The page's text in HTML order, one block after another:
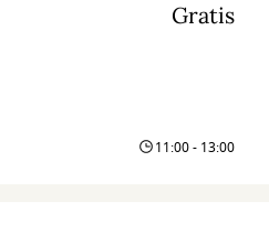
Gratis
11:00 - 13:00